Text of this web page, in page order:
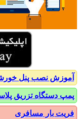
نصب پنل خورشیدی
دستگاه تزریق پلاستیک
بار مسافری